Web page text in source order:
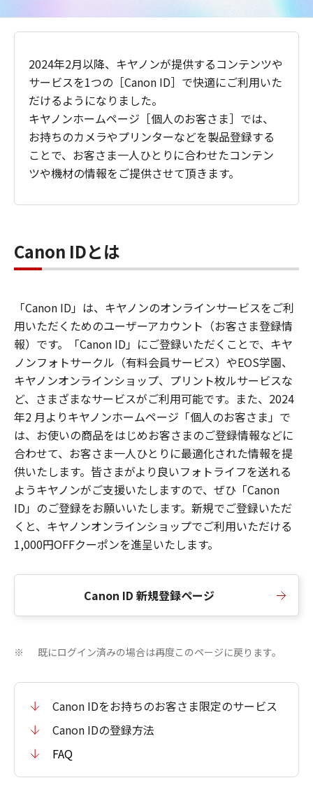
2024年2月以降、キヤノンが提供するコンテンツや
サービスを1つの［Canon ID］で快適にご利用いた
だけるようになりました。
キヤノンホームページ［個人のお客さま］では、
お持ちのカメラやプリンターなどを製品登録する
ことで、お客さま一人ひとりに合わせたコンテン
ツや機材の情報をご提供させて頂きます。
Canon IDとは
「Canon ID」は、キヤノンのオンラインサービスをご利
用いただくためのユーザーアカウント（お客さま登録情
報）です。「Canon ID」にご登録いただくことで、キヤ
ノンフォトサークル（有料会員サービス）やEOS学園、
キヤノンオンラインショップ、プリント枚ルサービスな
ど、さまざまなサービスがご利用可能です。また、2024
年2 月よりキヤノンホームページ「個人のお客さま」で
は、お使いの商品をはじめお客さまのご登録情報などに
合わせて、お客さま一人ひとりに最適化された情報を提
供いたします。皆さまがより良いフォトライフを送れる
ようキヤノンがご支援いたしますので、ぜひ「Canon
ID」のご登録をお願いいたします。新規でご登録いただ
くと、キヤノンオンラインショップでご利用いただける
1,000円OFFクーポンを進呈いたします。
Canon ID 新規登録ページ
※ 既にログイン済みの場合は再度このページに戻ります。
Canon IDをお持ちのお客さま限定のサービス
Canon IDの登録方法
FAQ